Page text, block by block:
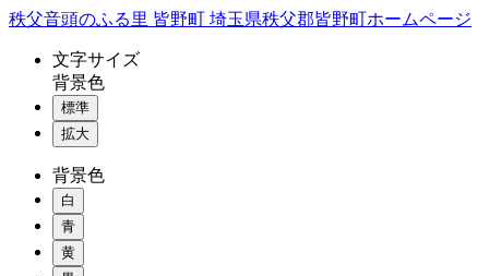
コ
秩父音頭のふる里 皆野町 埼玉県秩父郡皆野町ホームページ
文字サイズ
背景色
標準
拡大
背景色
白
青
黄